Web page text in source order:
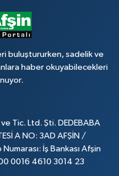
buluştururken, sadelik ve
haber okuyabilecekleri
Tic. Ltd. Şti. DEDEBABA
A NO: 3AD AFŞİN /
İş Bankası Afşin
0016 4610 3014 23